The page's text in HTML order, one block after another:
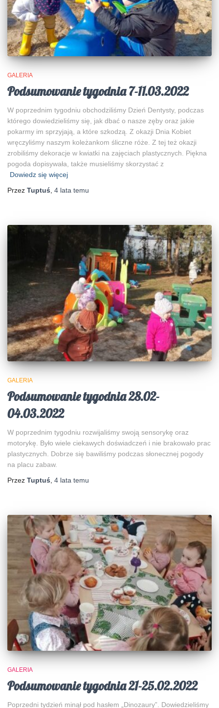
GALERIA
Podsumowanie tygodnia 7-11.03.2022
W poprzednim tygodniu obchodziliśmy Dzień Dentysty, podczas
którego dowiedzieliśmy się, jak dbać o nasze zęby oraz jakie
pokarmy im sprzyjają, a które szkodzą. Z okazji Dnia Kobiet
wręczyliśmy naszym koleżankom śliczne róże. Z tej też okazji
zrobiliśmy dekoracje w kwiatki na zajęciach plastycznych. Piękna
pogoda dopisywała, także musieliśmy skorzystać z
Dowiedz się więcej
Przez Tuptuś 4 lata temu
GALERIA
Podsumowanie tygodnia 28.02-
04.03.2022
W poprzednim tygodniu rozwijaliśmy swoją sensorykę oraz
motorykę. Było wiele ciekawych doświadczeń i nie brakowało prac
plastycznych. Dobrze się bawiliśmy podczas słonecznej pogody
na placu zabaw.
Przez Tuptuś 4 lata temu
GALERIA
Podsumowanie tygodnia 21-25.02.2022
Poprzedni tydzień minął pod hasłem „Dinozaury”. Dowiedzieliśmy